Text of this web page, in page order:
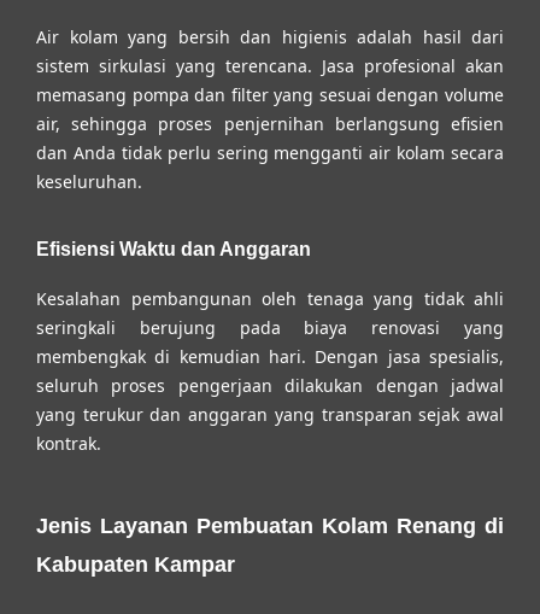
Air kolam yang bersih dan higienis adalah hasil dari
sistem sirkulasi yang terencana. Jasa profesional akan
memasang pompa dan filter yang sesuai dengan volume
air, sehingga proses penjernihan berlangsung efisien
dan Anda tidak perlu sering mengganti air kolam secara
keseluruhan.
Efisiensi Waktu dan Anggaran
Kesalahan pembangunan oleh tenaga yang tidak ahli
seringkali berujung pada biaya renovasi yang
membengkak di kemudian hari. Dengan jasa spesialis,
seluruh proses pengerjaan dilakukan dengan jadwal
yang terukur dan anggaran yang transparan sejak awal
kontrak.
Jenis Layanan Pembuatan Kolam Renang di
Kabupaten Kampar